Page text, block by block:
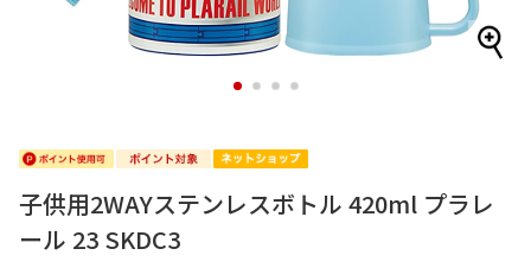
1 2 3 4
子供用2WAYステンレスボトル 420ml プラレ
ール 23 SKDC3